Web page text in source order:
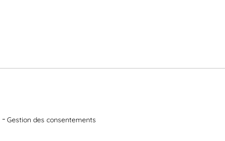
Gestion des consentements